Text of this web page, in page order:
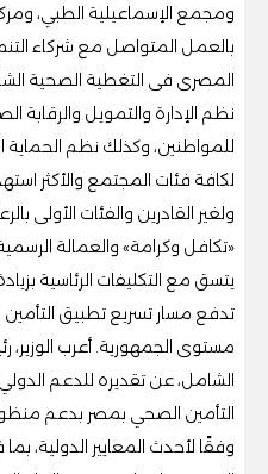
ومجمع الإسماعيلية الطبي،
بالعمل المتواصل مع شركاء
المصرى فى التغطية الصحية
نظم الإدارة والتمويل والرقابة
للمواطنين، وكذلك نظم الحماية
لكافة فئات المجتمع والأكثر
ولغير القادرين والفئات الأولى
«تكافل وكرامة» والعمالة
يتسق مع التكليفات الرئاسية
تدفع مسار تسريع تطبيق
مستوى الجمهورية. أعرب الوزير،
الشامل، عن تقديره للدعم
التأمين الصحي بمصر بدعم
وفقًا لأحدث المعايير الدولية،